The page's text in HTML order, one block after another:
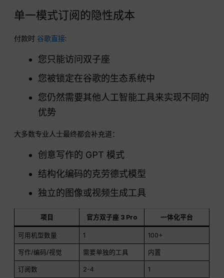
单一模式订阅的隐性成本
付款时 谷歌直接:
您只能访问双子座
您被锁定在谷歌的生态系统中
您仍然需要其他人工智能工具来实现不同的
优势
大多数专业人士最终都会补充道：
创意写作的 GPT 模式
结构化编码的克劳德式模型
独立的图像或视频生成工具
项目 官方双子座 3 Pro 一体化平台
可用机型数量 1 100+
写作/编码/视觉 需要单独的工具 内置
订阅数 2-4 1